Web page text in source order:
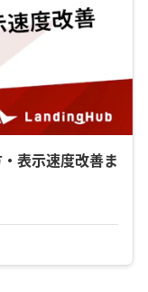
表示速度改善ま